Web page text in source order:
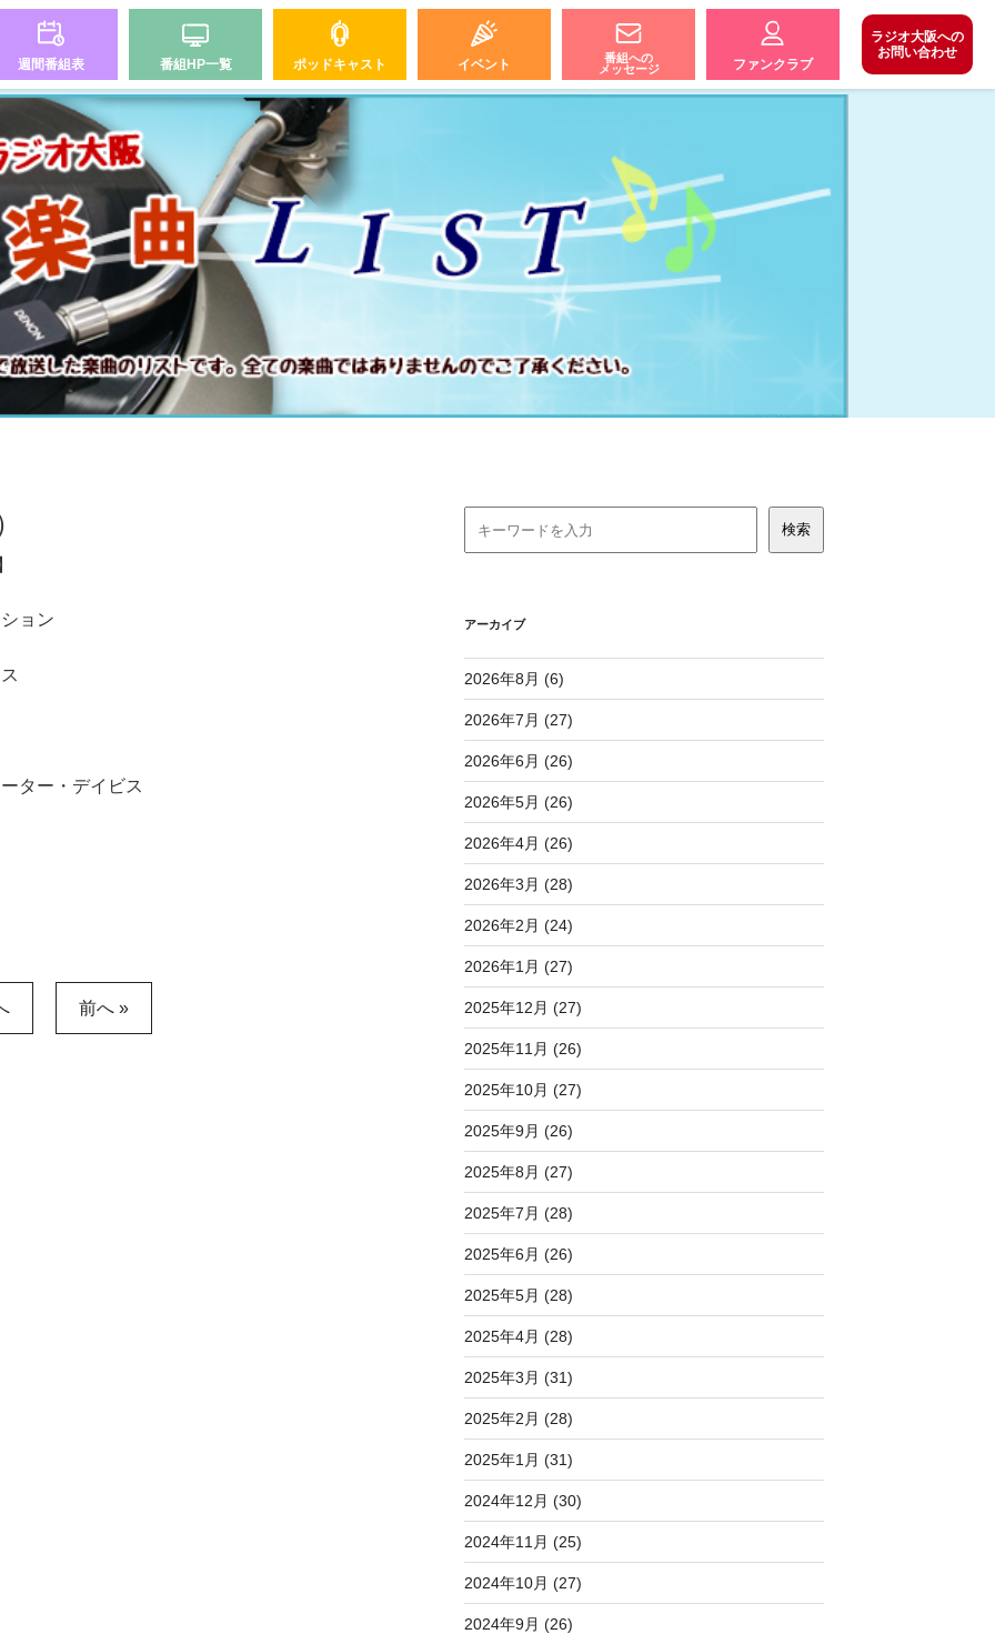
週間番組表 番組HP一覧 ポッドキャスト イベント
番組への
メッセージ
ファンクラブ
ラジオ大阪への
お問い合わせ
ョン
ー・デイビス
前へ »
アーカイブ
2026年8月 (6)
2026年7月 (27)
2026年6月 (26)
2026年5月 (26)
2026年4月 (26)
2026年3月 (28)
2026年2月 (24)
2026年1月 (27)
2025年12月 (27)
2025年11月 (26)
2025年10月 (27)
2025年9月 (26)
2025年8月 (27)
2025年7月 (28)
2025年6月 (26)
2025年5月 (28)
2025年4月 (28)
2025年3月 (31)
2025年2月 (28)
2025年1月 (31)
2024年12月 (30)
2024年11月 (25)
2024年10月 (27)
2024年9月 (26)